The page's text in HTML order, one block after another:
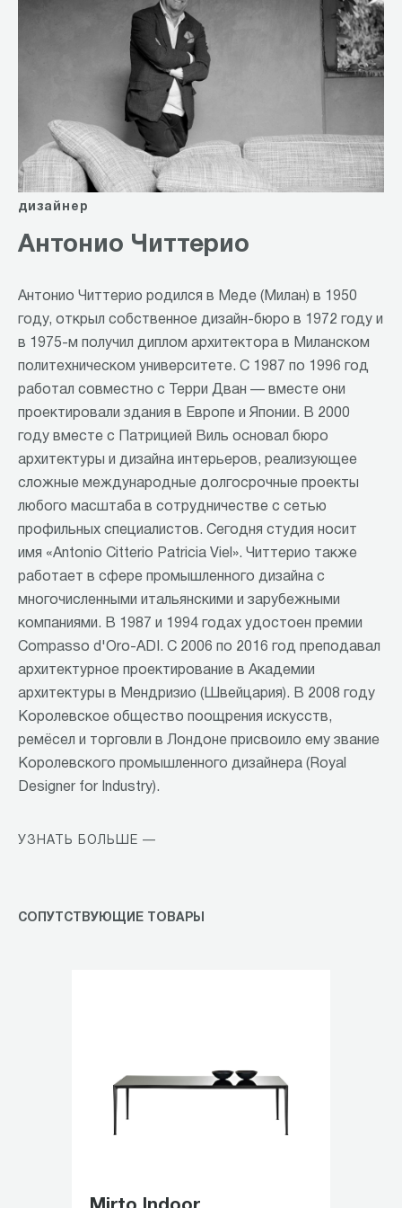
дизайнер
Антонио Читтерио
Антонио Читтерио родился в Меде (Милан) в 1950
году, открыл собственное дизайн-бюро в 1972 году и
в 1975-м получил диплом архитектора в Миланском
политехническом университете. С 1987 по 1996 год
работал совместно с Терри Дван — вместе они
проектировали здания в Европе и Японии. В 2000
году вместе с Патрицией Виль основал бюро
архитектуры и дизайна интерьеров, реализующее
сложные международные долгосрочные проекты
любого масштаба в сотрудничестве с сетью
профильных специалистов. Сегодня студия носит
имя «Antonio Citterio Patricia Viel». Читтерио также
работает в сфере промышленного дизайна с
многочисленными итальянскими и зарубежными
компаниями. В 1987 и 1994 годах удостоен премии
Compasso d'Oro-ADI. С 2006 по 2016 год преподавал
архитектурное проектирование в Академии
архитектуры в Мендризио (Швейцария). В 2008 году
Королевское общество поощрения искусств,
ремёсел и торговли в Лондоне присвоило ему звание
Королевского промышленного дизайнера (Royal
Designer for Industry).
УЗНАТЬ БОЛЬШЕ —
СОПУТСТВУЮЩИЕ ТОВАРЫ